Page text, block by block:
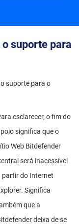
suporte para
suporte para o
esclarecer, o fim do
significa que o
Web Bitdefender
será inacessível
partir do Internet
Significa
que a
deixa de se